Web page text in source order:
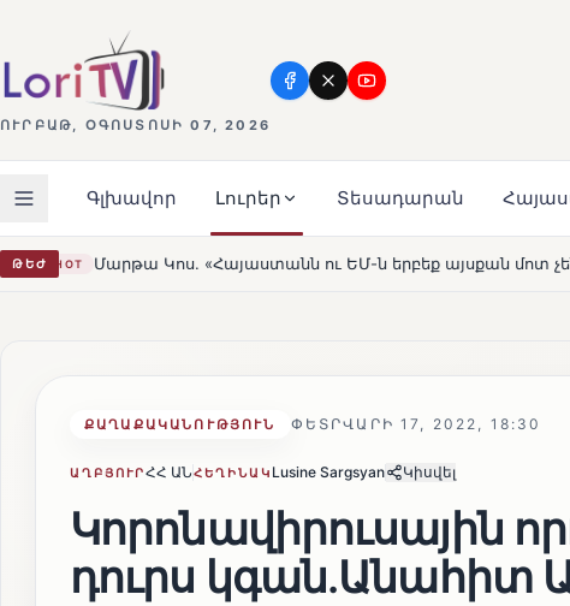
ՈՒՐԲԱԹ, ՕԳՈՍՏՈՍԻ 07, 2026
Գլխավոր Լուրեր Տեսադարան
ԹԵԺ ու ԵՄ-ն երբեք այսքան մոտ չեն եղել» HOT
ՔԱՂԱՔԱԿԱՆՈՒԹՅՈՒՆ ՓԵՏՐՎԱՐԻ 17, 2022, 18:30
ԱՂԲՅՈՒՐՀՀ ԱՆՀԵՂԻՆԱԿ Lusine Sargsyan Կիսվել
Կորոնավիրուսային
դուրս կգան․Անահիտ